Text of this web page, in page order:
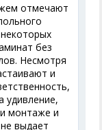
отмечают
без
Несмотря
и
удивление,
монтаже и
выдает